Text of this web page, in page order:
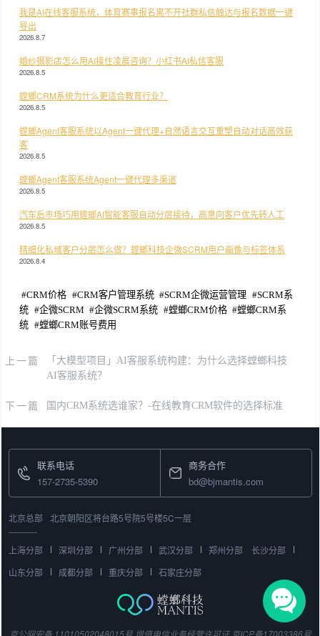
我是AI在线客服系统，体育赛事报名离不开社群私信触达与报名数据一键
导出
2026.8.7
婚纱摄影店怎么用AI接住凌晨咨询？小红书AI私信客服
2026.8.5
螳螂CRM系统为什么更适合教育行业？
2026.8.5
螳螂Agent客服系统以Agent一键代理+自然语言交互重塑自动对话高效获
客
2026.8.5
螳螂Agent客服系统Agent一键代理多渠道
2026.8.5
汽车后市场巧用螳螂AI智能客服自动分层接待，高意向客户优先转人工
2026.8.5
精细化私域客户分层怎么做？螳螂科技企微SCRM用户画像与标签体系
2026.8.4
#CRM价格 #CRM客户管理系统 #SCRM企微运营管理 #SCRM系
统 #企微SCRM #企微SCRM系统 #螳螂CRM价格 #螳螂CRM系
统 #螳螂CRM账号费用
上一篇
「大模型项目」AI客服系统构建：为什么选择螳螂科技
AI客服系统？
下一篇 国内CRM系统选谁家？-在线教育CRM软件的选择标准
联系电话
157-2735-5390
商务合作
bd@bjmantis.com
北京总部 北京朝阳区将台路5号院5号楼5C一层
上海分部 深圳分部 广州分部 武汉分部 郑州分部
长沙分部
山东分部
成都分部 重庆分部 石家庄分部
京公网安备 11010502048015号 增值电信业务经营许可证 京ICP备17003386号